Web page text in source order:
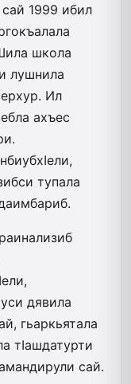
1999 ибил
школа
лушнила
Ил
ахъес
тупала
дявила
гьаркьятала
тIашдатурти
сай.